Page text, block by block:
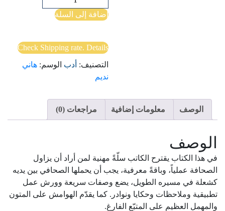
معجم
الصحافة
إضافة إلى السلة
Check Shipping rate. Details
التصنيف: أدب الوسم:هاني
نديم
الوصف معلومات إضافية مراجعات (0)
الوصف
في هذا الكتاب يقترح الكاتب سلّةً مهنية لمن أراد أن يزاول
الصحافة عملياً، وباقةً معرفية، يجب أن يحملها الصحافي بين يديه
كشعلة في مسيره الطويل، يضع وصفات سريعة وورش عمل
تطبيقية وملاحظات وحكايا ونوادر. كما يقدّم الهوامش على المتون
والمهمل العظيم على المتبّع الفارغ.